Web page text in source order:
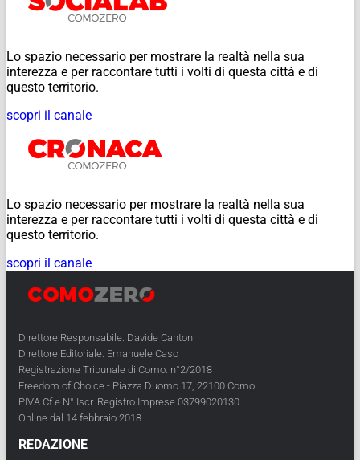
Lo spazio necessario per mostrare la realtà nella sua
interezza e per raccontare tutti i volti di questa città e di
questo territorio.
scopri il canale
Lo spazio necessario per mostrare la realtà nella sua
interezza e per raccontare tutti i volti di questa città e di
questo territorio.
scopri il canale
Direttore Responsabile: Davide Cantoni
Direttore Editoriale: Emanuele Caso
Registrazione Tribunale di Como: n°2/2018
Freedom of Choice - Piazza Duomo 17, 22100 Como
PIVA Cf e N° Iscr. Registro Imprese 03799020130
Online dal 14 febbraio 2018
REDAZIONE